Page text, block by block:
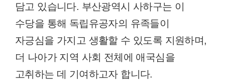
담고 있습니다. 부산광역시 사하구는 이
수당을 통해 독립유공자의 유족들이
자긍심을 가지고 생활할 수 있도록 지원하며,
더 나아가 지역 사회 전체에 애국심을
고취하는 데 기여하고자 합니다.